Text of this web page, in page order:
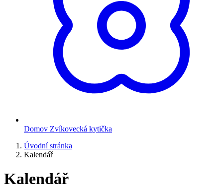
Domov Zvíkovecká kytička
Úvodní stránka
Kalendář
Kalendář